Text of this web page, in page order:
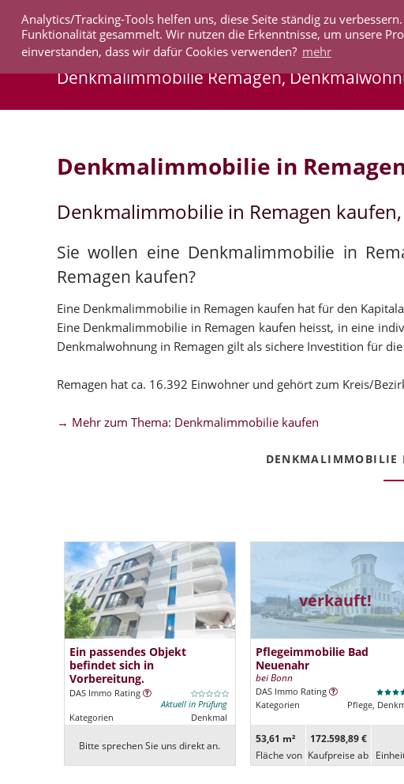
Analytics/Tracking-Tools helfen uns, diese Seite ständig zu
Funktionalität gesammelt. Wir nutzen die Erkenntnisse, um unsere
einverstanden, dass wir dafür Cookies verwenden? mehr
IMMOBILIEN
Denkmalimmobilie Remagen,
Denkmalimmobilie in
Denkmalimmobilie in Remagen
Sie wollen eine Denkmalimmobilie in
Remagen kaufen?
Eine Denkmalimmobilie in Remagen kaufen hat für den
Eine Denkmalimmobilie in Remagen kaufen heisst, in eine
Denkmalwohnung in Remagen gilt als sichere Investition für
Remagen hat ca. 16.392 Einwohner und gehört zum Kreis/
→ Mehr zum Thema: Denkmalimmobilie kaufen
DENKMALIMMOBILIE
Ein passendes Objekt
befindet sich in
Vorbereitung.
DAS Immo Rating
Aktuell in Prüfung
Kategorien
Denkmal
Bitte sprechen Sie uns direkt an.
verkauft!
Pflegeimmobilie Bad
Neuenahr
bei Bonn
DAS Immo Rating
Kategorien
Pflege,
53,61 m²
Fläche von
172.598,89 €
Kaufpreise ab